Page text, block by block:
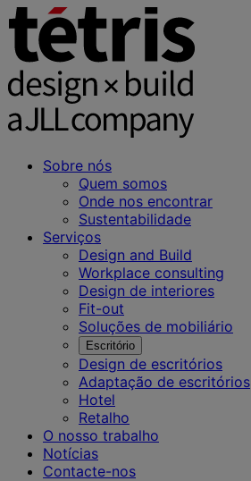
Sobre nós
Quem somos
Onde nos encontrar
Sustentabilidade
Serviços
Design and Build
Workplace consulting
Design de interiores
Fit-out
Soluções de mobiliário
Escritório
Design de escritórios
Adaptação de escritórios
Hotel
Retalho
O nosso trabalho
Notícias
Contacte-nos